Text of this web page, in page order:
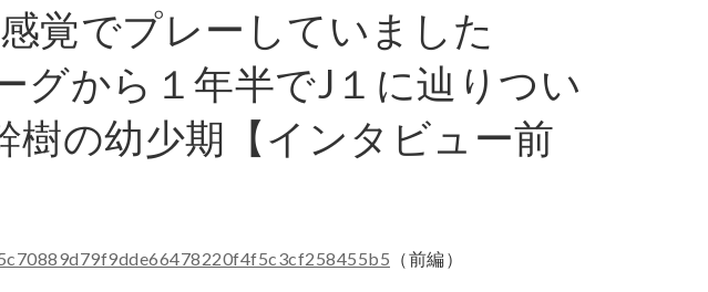
覚でプレーしていました
グから１年半でJ１に辿りつい
樹の幼少期【インタビュー前
（前編）